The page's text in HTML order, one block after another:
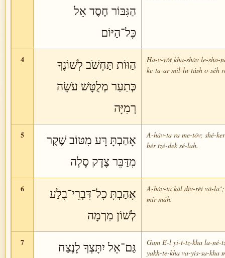
הַגִּבּוֹר חֶסֶד אֵל
כָּל־הַיּוֹם
4
הַוּוֹת תַּחְשֹׁב לְשׁוֹנֶךָ
כְּתַעַר מְלֻטָּשׁ עֹשֵׂה
רְמִיָּה
Ha-v-vót kha-sháv le-sho-
ke-ta-ar mil-lu-tásh o-séh
5
אָהַבְתָּ רָּע מִטּוֹב שֶׁקֶר
מִדַּבֵּר צֶדֶק סֶלָה
A-háv-ta ra me-tóv; shé-
bér tzé-dek sé-lah.
6
אָהַבְתָּ כָל־דִּבְרֵי־בָלַע
לְשׁוֹן מִרְמָה
A-háv-ta kál div-réi vá-
mir-máh.
7
גַּם־אֵל יִתָּצְךָ לָנֶצַח
Gam E-l yi-t-tz-kha la-né-
yakh-te-kha va-yis-sa-kha